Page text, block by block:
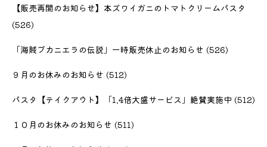
【販売再開のお知らせ】本ズワイガニのトマトクリームパスタ
(526)
「海賊ブカニエラの伝説」一時販売休止のお知らせ (526)
９月のお休みのお知らせ (512)
パスタ【テイクアウト】「1.4倍大盛サービス」絶賛実施中 (512)
１０月のお休みのお知らせ (511)